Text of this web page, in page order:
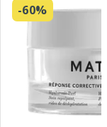
-60%